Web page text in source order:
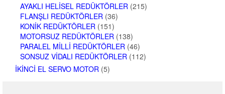
AYAKLI HELISEL REDÜKTÖRLER (215)
FLANŞLI REDÜKTÖRLER (36)
KONIK REDÜKTÖRLER (151)
MOTORSUZ REDÜKTÖRLER (138)
PARALEL MILLI REDÜKTÖRLER (46)
SONSUZ VIDALI REDÜKTÖRLER (112)
İKINCI EL SERVO MOTOR (5)